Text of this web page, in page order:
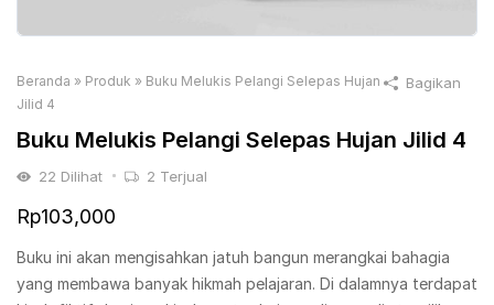
Beranda » Produk » Buku Melukis Pelangi Selepas Hujan
Jilid 4
Buku Melukis Pelangi Selepas Hujan Jilid 4
22 Dilihat 2 Terjual
Rp103,000
Buku ini akan mengisahkan jatuh bangun merangkai bahagia
yang membawa banyak hikmah pelajaran. Di dalamnya terdapat
Bagikan